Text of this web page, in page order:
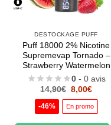
DESTOCKAGE PUFF
Puff 18000 2% Nicotine
Supremevap Tornado –
Strawberry Watermelon
0- 0 avis
14,90€ Le
initial
était :
8,00€Le
actuel
est :
-46% En promo